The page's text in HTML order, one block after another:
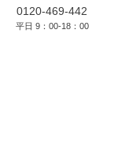
0120-469-442
平日 9：00-18：00